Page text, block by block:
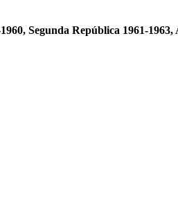
Segunda República 1961-